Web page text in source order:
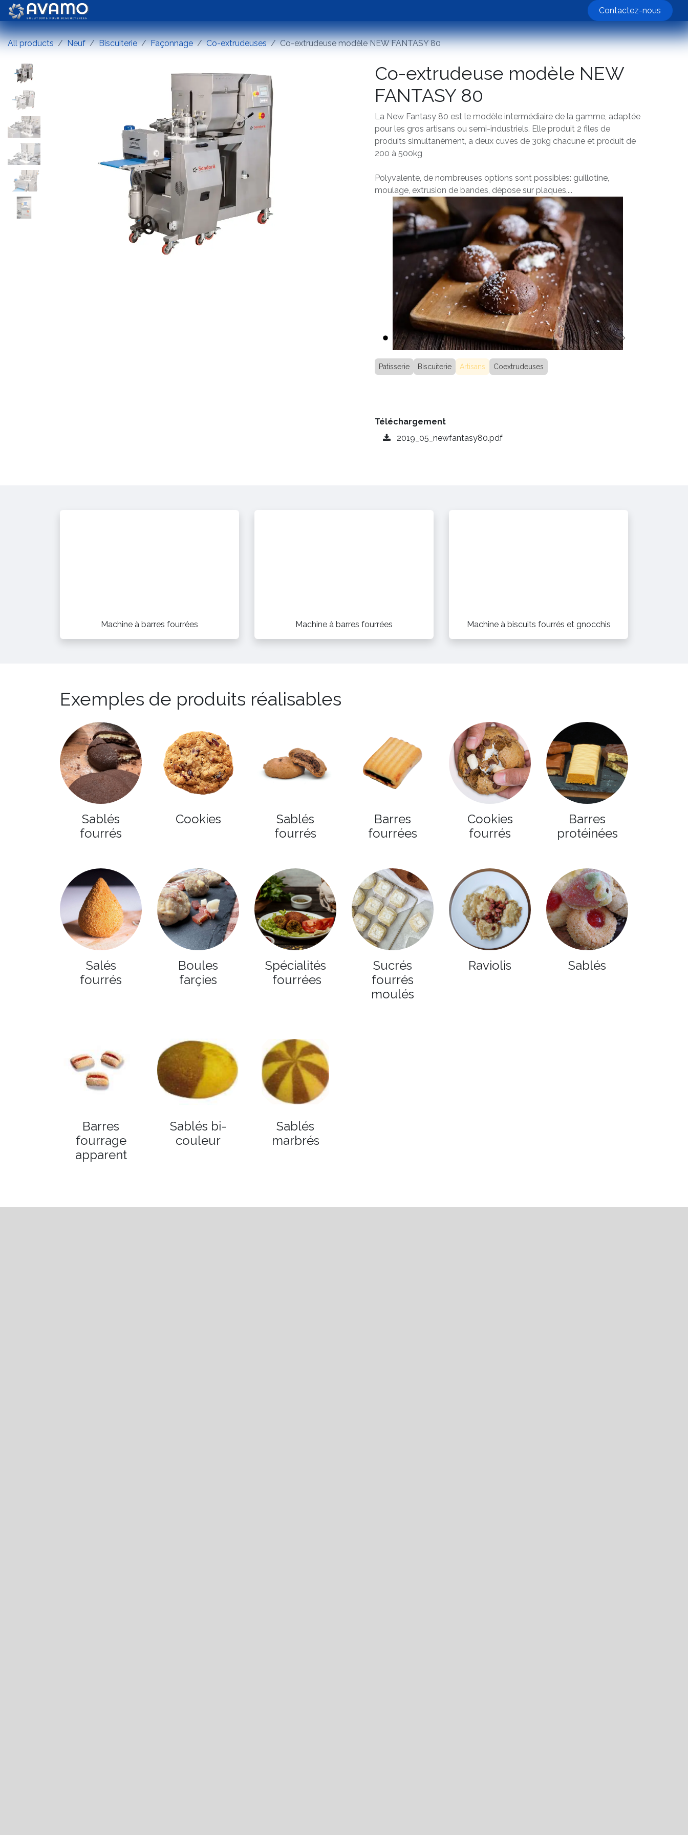
Se rendre au contenu
Contactez-nous
All products Neuf Biscuiterie Façonnage Co-extrudeuses Co-extrudeuse modèle NEW FANTASY 80
Co-extrudeuse modèle NEW
FANTASY 80
La New Fantasy 80 est le modèle intermédiaire de la gamme, adaptée
pour les gros artisans ou semi-industriels. Elle produit 2 files de
produits simultanément, a deux cuves de 30kg chacune et produit de
200 à 500kg
Polyvalente, de nombreuses options sont possibles: guillotine,
moulage, extrusion de bandes, dépose sur plaques,...
PrécédentSuivant
Patisserie Biscuiterie Artisans Coextrudeuses
Téléchargement
2019_05_newfantasy80.pdf
Machine à barres fourrées Machine à barres fourrées Machine à biscuits fourrés et gnocchis
Exemples de produits réalisables
Sablés
fourrés
Cookies
Sablés
fourrés
Barres
fourrées
Cookies
fourrés
Barres
protéinées
Salés
fourrés
Boules
farçies
Spécialités
fourrées
Sucrés
fourrés
moulés
Raviolis Sablés
Barres
fourrage
apparent
Sablés bi-
couleur
Sablés
marbrés